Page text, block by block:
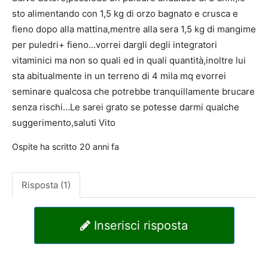
sto alimentando con 1,5 kg di orzo bagnato e crusca e
fieno dopo alla mattina,mentre alla sera 1,5 kg di mangime
per puledri+ fieno…vorrei dargli degli integratori
vitaminici ma non so quali ed in quali quantità,inoltre lui
sta abitualmente in un terreno di 4 mila mq evorrei
seminare qualcosa che potrebbe tranquillamente brucare
senza rischi…Le sarei grato se potesse darmi qualche
suggerimento,saluti Vito
Ospite ha scritto 20 anni fa
Risposta (1)
Inserisci risposta